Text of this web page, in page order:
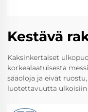
Kestävä
Kaksinkertaiset
korkealaatuisesta
sääoloja ja eivät
luotettavuutta